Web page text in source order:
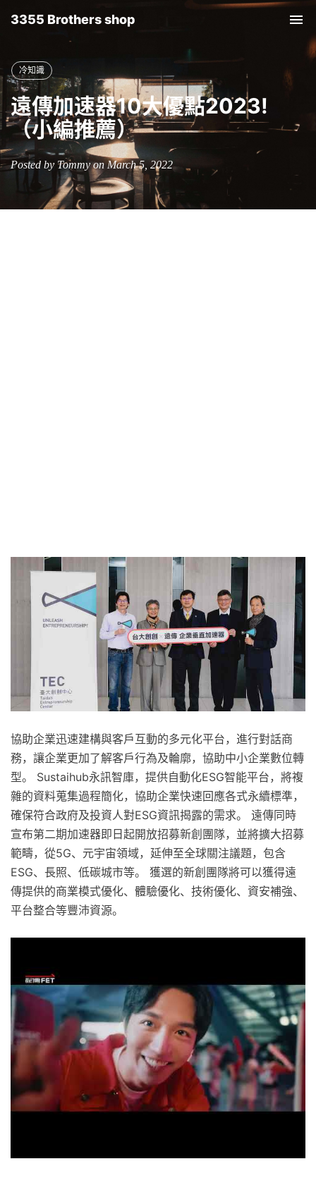
3355 Brothers shop
冷知識
遠傳加速器10大優點2023!
（小編推薦）
Posted by Tommy on March 5, 2022
協助企業迅速建構與客戶互動的多元化平台，進行對話商
務，讓企業更加了解客戶行為及輪廓，協助中小企業數位轉
型。 Sustaihub永訊智庫，提供自動化ESG智能平台，將複
雜的資料蒐集過程簡化，協助企業快速回應各式永續標準，
確保符合政府及投資人對ESG資訊揭露的需求。 遠傳同時
宣布第二期加速器即日起開放招募新創團隊，並將擴大招募
範疇，從5G、元宇宙領域，延伸至全球關注議題，包含
ESG、長照、低碳城市等。 獲選的新創團隊將可以獲得遠
傳提供的商業模式優化、體驗優化、技術優化、資安補強、
平台整合等豐沛資源。